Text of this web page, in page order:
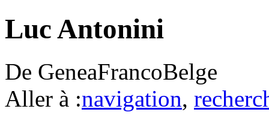
Luc Antonini
De GeneaFrancoBelge
Aller à :navigation,